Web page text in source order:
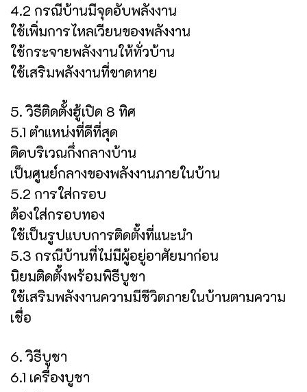
4.2 กรณีบ้านมีจุดอับพลังงาน
ใช้เพิ่มการไหลเวียนของพลังงาน
ใช้กระจายพลังงานให้ทั่วบ้าน
ใช้เสริมพลังงานที่ขาดหาย
5. วิธีติดตั้งฮู้เปิด 8 ทิศ
5.1 ตำแหน่งที่ดีที่สุด
ติดบริเวณกึ่งกลางบ้าน
เป็นศูนย์กลางของพลังงานภายในบ้าน
5.2 การใส่กรอบ
ต้องใส่กรอบทอง
ใช้เป็นรูปแบบการติดตั้งที่แนะนำ
5.3 กรณีบ้านที่ไม่มีผู้อยู่อาศัยมาก่อน
นิยมติดตั้งพร้อมพิธีบูชา
ใช้เสริมพลังงานความมีชีวิตภายในบ้านตามความ
เชื่อ
6. วิธีบูชา
6.1 เครื่องบูชา